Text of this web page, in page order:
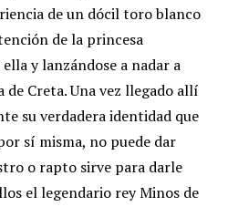
de un dócil toro blanco
de la princesa
y lanzándose a nadar a
Creta. Una vez llegado allí
su verdadera identidad que
sí misma, no puede dar
o rapto sirve para darle
el legendario rey Minos de